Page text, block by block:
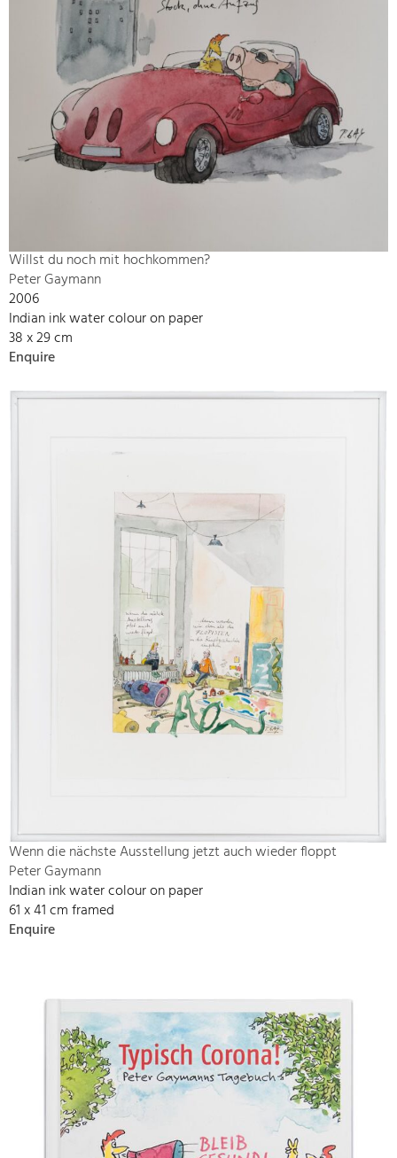
Willst du noch mit hochkommen?
Peter Gaymann
2006
Indian ink water colour on paper
38 x 29 cm
Enquire
Wenn die nächste Ausstellung jetzt auch wieder floppt
Peter Gaymann
Indian ink water colour on paper
61 x 41 cm framed
Enquire